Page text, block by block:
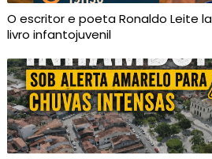
O escritor e poeta Ronaldo Leite
livro infantojuvenil